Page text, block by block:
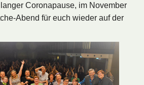
Coronapause, im November
Abend für euch wieder auf der